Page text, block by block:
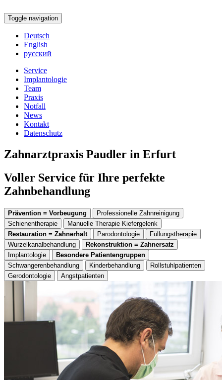
Toggle navigation
Deutsch
English
русский
Service
Implantologie
Team
Praxis
Notfall
News
Kontakt
Datenschutz
Zahnarztpraxis Paudler in Erfurt
Voller Service für Ihre perfekte
Zahnbehandlung
Prävention = Vorbeugung
Professionelle Zahnreinigung
Schienentherapie
Manuelle Therapie Kiefergelenk
Restauration = Zahnerhalt
Parodontologie
Füllungstherapie
Wurzelkanalbehandlung
Rekonstruktion = Zahnersatz
Implantologie
Besondere Patientengruppen
Schwangerenbehandlung
Kinderbehandlung
Rollstuhlpatienten
Gerodontologie
Angstpatienten